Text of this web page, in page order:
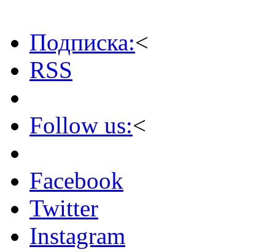
Подписка:<
RSS
Follow us:<
Facebook
Twitter
Instagram